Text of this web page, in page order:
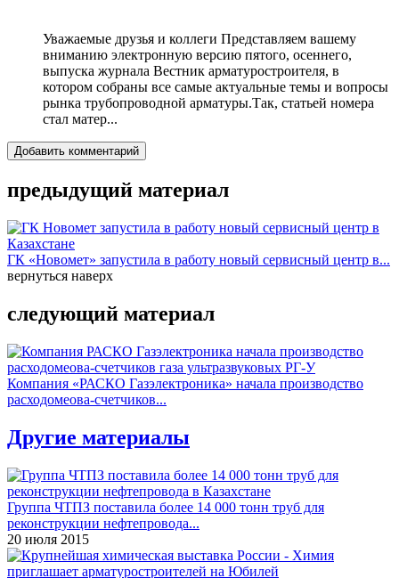
Уважаемые друзья и коллеги Представляем вашему
вниманию электронную версию пятого, осеннего,
выпуска журнала Вестник арматуростроителя, в
котором собраны все самые актуальные темы и вопросы
рынка трубопроводной арматуры.Так, статьей номера
стал матер...
Добавить комментарий
предыдущий материал
ГК «Новомет» запустила в работу новый сервисный центр в...
вернуться наверх
следующий материал
Компания «РАСКО Газэлектроника» начала производство
расходомеова-счетчиков...
Другие материалы
Группа ЧТПЗ поставила более 14 000 тонн труб для
реконструкции нефтепровода...
20 июля 2015